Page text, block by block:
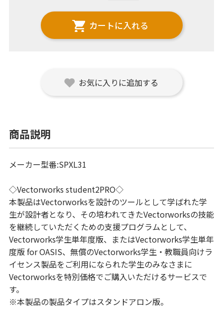
カートに入れる
お気に入りに追加する
商品説明
メーカー型番:SPXL31
◇Vectorworks student2PRO◇
本製品はVectorworksを設計のツールとして学ばれた学
生が設計者となり、その培われてきたVectorworksの技能
を継続していただくための支援プログラムとして、
Vectorworks学生単年度版、またはVectorworks学生単年
度版 for OASIS、無償のVectorworks学生・教職員向けラ
イセンス製品をご利用になられた学生のみなさまに
Vectorworksを特別価格でご購入いただけるサービスで
す。
※本製品の製品タイプはスタンドアロン版。